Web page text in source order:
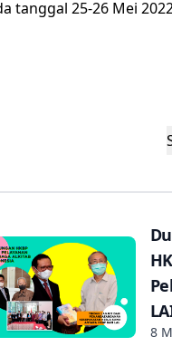
tanggal 25-26 Mei
8